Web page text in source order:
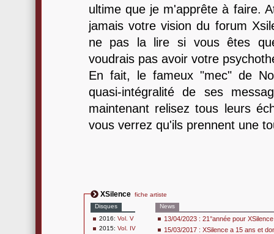
ultime que je m'apprête à faire.
jamais votre vision du forum
ne pas la lire si vous êtes
voudrais pas avoir votre
En fait, le fameux "mec" de
quasi-intégralité de ses
maintenant relisez tous leurs
vous verrez qu'ils prennent une
XSilence fiche artiste
Disques
2016: Vol. V
2015: Vol. IV
News
13/04/2023 : 21°année pour
15/03/2017 : XSilence a 15 ans et